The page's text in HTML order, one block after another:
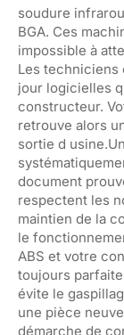
soudure
BGA. Ces
impossible à
Les techniciens
jour logicielles
constructeur.
retrouve alors
sortie d
document
respectent les
maintien de la
le
ABS et votre
toujours
évite le
une pièce
démarche de